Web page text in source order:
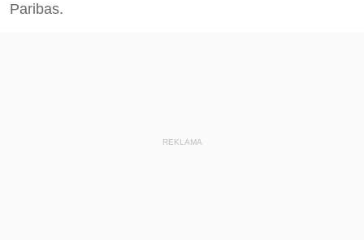
Paribas.
REKLAMA